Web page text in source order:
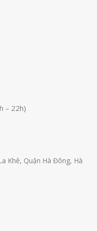
– 22h)
Khê, Quận Hà Đông, Hà